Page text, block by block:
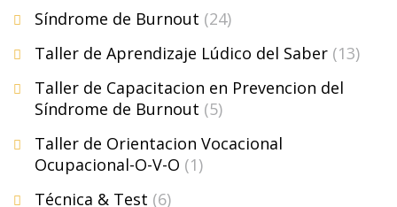
Síndrome de Burnout (24)
Taller de Aprendizaje Lúdico del Saber (13)
Taller de Capacitacion en Prevencion del
Síndrome de Burnout (5)
Taller de Orientacion Vocacional
Ocupacional-O-V-O (1)
Técnica & Test (6)